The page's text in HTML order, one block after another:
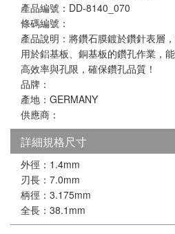
產品編號：DD-8140_070
條碼編號：
產品說明：將鑽石膜鍍於鑽針表層
用於鋁基板、銅基板的鑽孔作業，
高效率與孔限，確保鑽孔品質！
品牌：
產地：GERMANY
供應商：
詳細規格尺寸
外徑：1.4mm
刃長：7.0mm
柄徑：3.175mm
全長：38.1mm